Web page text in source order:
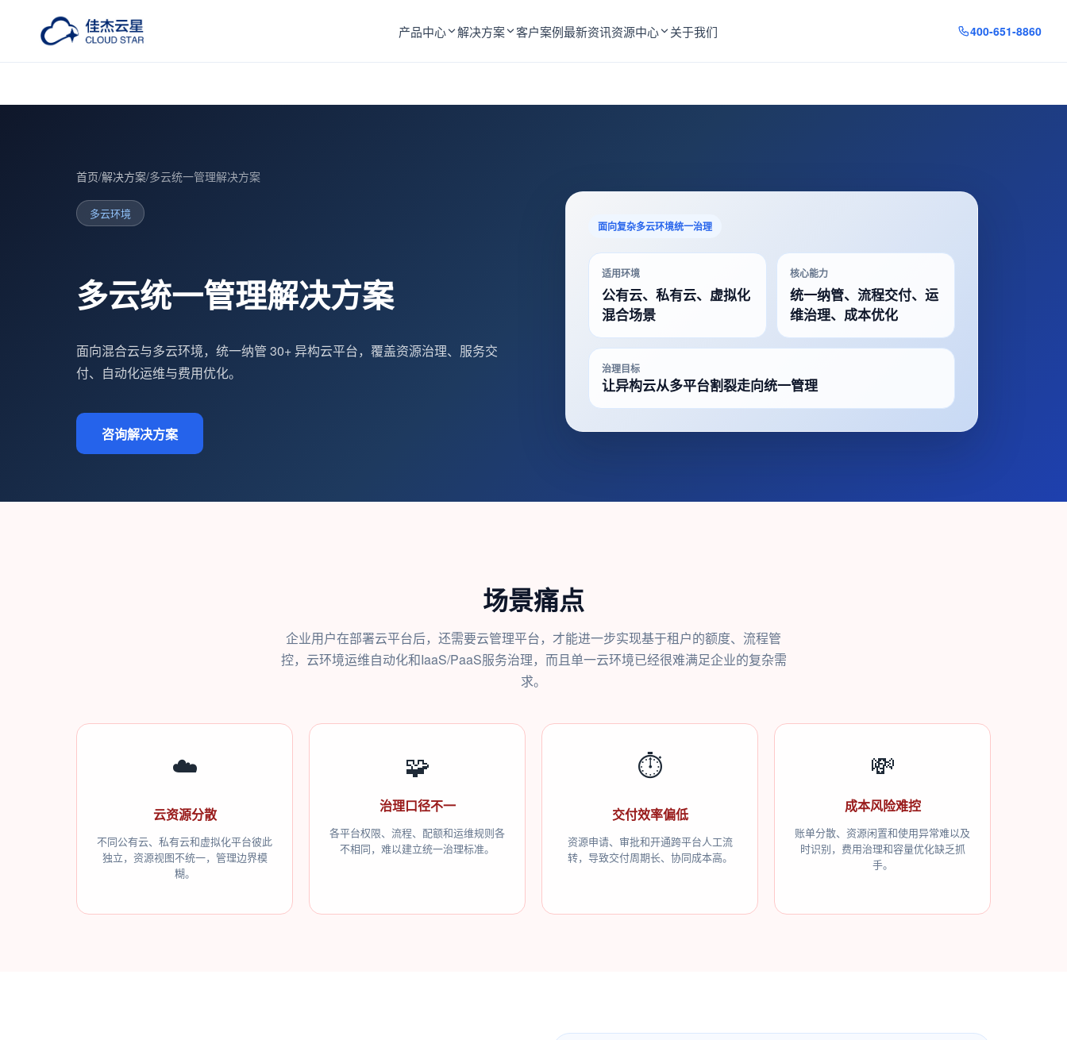
产品中心 解决方案 客户案例最新资讯资源中心 关于我们 400-651-8860
概览 行业痛点 业务价值 典型案例 常见问题 预约演示
首页/解决方案/多云统一管理解决方案
多云环境
多云统一管理解决方案
面向混合云与多云环境，统一纳管 30+ 异构云平台，覆盖资源治理、服务交
付、自动化运维与费用优化。
咨询解决方案
面向复杂多云环境统一治理
适用环境
公有云、私有云、虚拟化
混合场景
核心能力
统一纳管、流程交付、运
维治理、成本优化
治理目标
让异构云从多平台割裂走向统一管理
场景痛点
企业用户在部署云平台后，还需要云管理平台，才能进一步实现基于租户的额度、流程管
控，云环境运维自动化和IaaS/PaaS服务治理，而且单一云环境已经很难满足企业的复杂需
求。
☁️
云资源分散
不同公有云、私有云和虚拟化平台彼此
独立，资源视图不统一，管理边界模
糊。
🧩
治理口径不一
各平台权限、流程、配额和运维规则各
不相同，难以建立统一治理标准。
⏱️
交付效率偏低
资源申请、审批和开通跨平台人工流
转，导致交付周期长、协同成本高。
💸
成本风险难控
账单分散、资源闲置和使用异常难以及
时识别，费用治理和容量优化缺乏抓
手。